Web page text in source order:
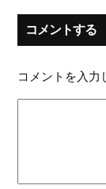
コメントする
コメントを入力